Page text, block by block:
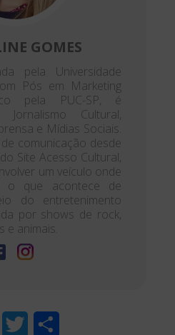
GOMES
pela Universidade
Pós em Marketing
pela PUC-SP, é
Cultural,
e Mídias Sociais.
comunicação desde
Site Acesso Cultural,
um veículo onde
o que acontece de
do entretenimento
por shows de rock,
e animais.